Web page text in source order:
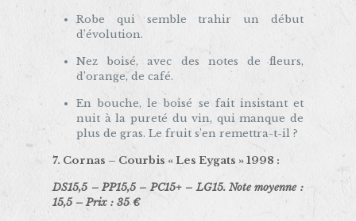
Robe qui semble trahir un début
d’évolution.
Nez boisé, avec des notes de fleurs,
d’orange, de café.
En bouche, le boisé se fait insistant et
nuit à la pureté du vin, qui manque de
plus de gras. Le fruit s’en remettra-t-il ?
7. Cornas – Courbis « Les Eygats » 1998 :
DS15,5 – PP15,5 – PC15+ – LG15. Note moyenne :
15,5 – Prix : 35 €